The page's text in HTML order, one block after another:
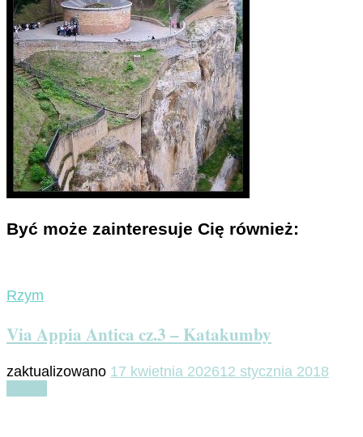
Być może zainteresuje Cię również:
Rzym
Via Appia Antica cz.3 – Katakumby
zaktualizowano 17 kwietnia 202612 stycznia 2018